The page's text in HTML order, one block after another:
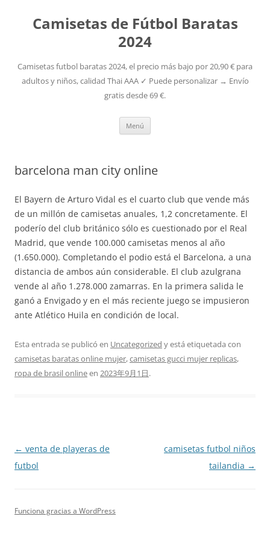
Camisetas de Fútbol Baratas
2024
Camisetas futbol baratas 2024, el precio más bajo por 20,90 € para
adultos y niños, calidad Thai AAA ✓ Puede personalizar → Envío
gratis desde 69 €.
Menú
barcelona man city online
El Bayern de Arturo Vidal es el cuarto club que vende más
de un millón de camisetas anuales, 1,2 concretamente. El
poderío del club británico sólo es cuestionado por el Real
Madrid, que vende 100.000 camisetas menos al año
(1.650.000). Completando el podio está el Barcelona, a una
distancia de ambos aún considerable. El club azulgrana
vende al año 1.278.000 zamarras. En la primera salida le
ganó a Envigado y en el más reciente juego se impusieron
ante Atlético Huila en condición de local.
Esta entrada se publicó en Uncategorized y está etiquetada con
camisetas baratas online mujer,camisetas gucci mujer replicas,
ropa de brasil onlineen 2023年9月1日.
Navegación
de
← venta de playeras de
futbol
camisetas futbol niños
tailandia →
Funciona gracias a WordPress